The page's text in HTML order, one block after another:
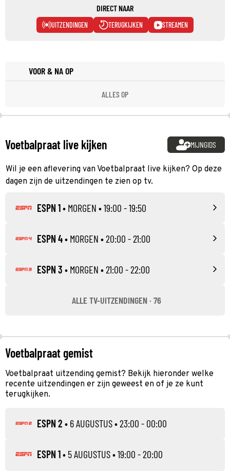
DIRECT NAAR
UITZENDINGEN TERUGKIJKEN STREAMEN
VOOR & NA OP
ALLES OP
Voetbalpraat live kijken MIJNGIDS
Wil je een aflevering van Voetbalpraat live kijken? Op deze
dagen zijn de uitzendingen te zien op tv.
ESPN 1• MORGEN • 19:00 - 19:50
ESPN 4• MORGEN • 20:00 - 21:00
ESPN 3 • MORGEN • 21:00 - 22:00
ALLE TV-UITZENDINGEN · 76
Voetbalpraat gemist
Voetbalpraat uitzending gemist? Bekijk hieronder welke
recente uitzendingen er zijn geweest en of je ze kunt
terugkijken.
ESPN 2 • 6 AUGUSTUS• 23:00 - 00:00
ESPN 1• 5 AUGUSTUS• 19:00 - 20:00